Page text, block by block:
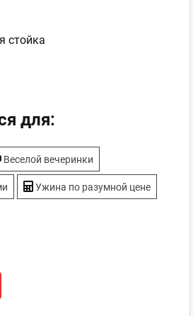
стойка
для:
Веселой вечеринки
Ужина по разумной цене